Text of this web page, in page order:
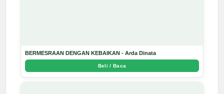
BERMESRAAN DENGAN KEBAIKAN - Arda Dinata
Beli / Baca